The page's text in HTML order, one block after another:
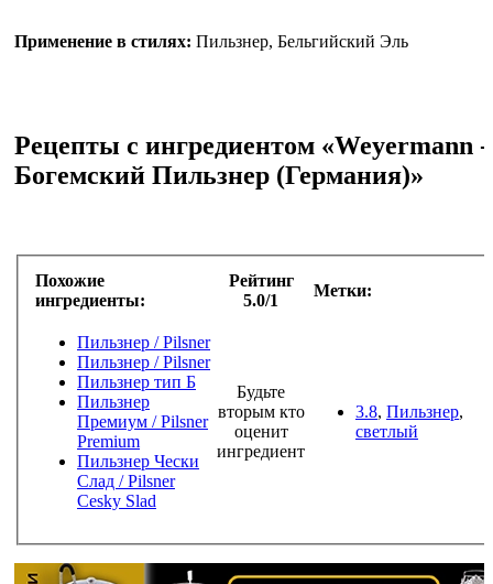
Применение в стилях: Пильзнер, Бельгийский Эль
Рецепты с ингредиентом «Weyermann -
Богемский Пильзнер (Германия)»
Похожие
ингредиенты:
Рейтинг
5.0/1
Метки:
Пильзнер / Pilsner
Пильзнер / Pilsner
Пильзнер тип Б
Пильзнер
Премиум / Pilsner
Premium
Пильзнер Чески
Слад / Pilsner
Сesky Slad
Будьте
вторым кто
оценит
ингредиент
3.8, Пильзнер,
светлый